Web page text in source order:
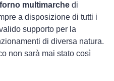
multimarche di
a disposizione di tutti i
supporto per la
di diversa natura.
non sarà mai stato così